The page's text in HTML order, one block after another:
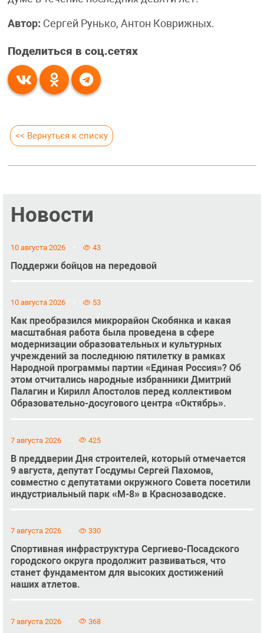
Автор: Сергей Рунько, Антон Коврижных.
Поделиться в соц.сетях
<< Вернуться к списку
Новости
10 августа 2026 43
Поддержи бойцов на передовой
10 августа 2026 53
Как преобразился микрорайон Скобянка и какая
масштабная работа была проведена в сфере
модернизации образовательных и культурных
учреждений за последнюю пятилетку в рамках
Народной программы партии «Единая Россия»? Об
этом отчитались народные избранники Дмитрий
Палагин и Кирилл Апостолов перед коллективом
Образовательно-досугового центра «Октябрь».
7 августа 2026 425
В преддверии Дня строителей, который отмечается
9 августа, депутат Госдумы Сергей Пахомов,
совместно с депутатами окружного Совета посетили
индустриальный парк «М-8» в Краснозаводске.
7 августа 2026 330
Спортивная инфраструктура Сергиево-Посадского
городского округа продолжит развиваться, что
станет фундаментом для высоких достижений
наших атлетов.
7 августа 2026 368